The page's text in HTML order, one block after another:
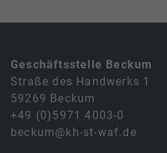
Geschäftsstelle Beckum
Straße des Handwerks 1
59269 Beckum
+49 (0)5971 4003-0
beckum@kh-st-waf.de